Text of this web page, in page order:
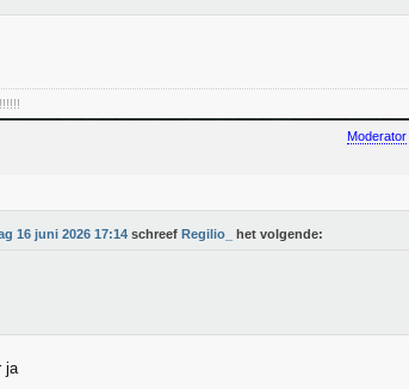
Moderator
16 juni 2026 17:14 schreef Regilio_ het volgende:
ja